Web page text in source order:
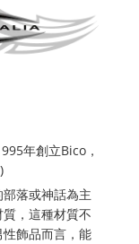
年創立Bico，
落或神話為主
，這種材質不
飾品而言，能